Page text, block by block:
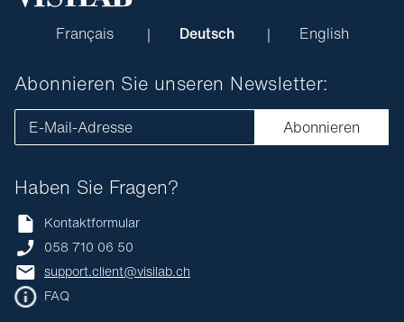
Français Deutsch English
Haben Sie Fragen?
Kontaktformular
058 710 06 50
support.client@visilab.ch
FAQ
Abonnieren Sie unseren Newsletter:
E-Mail-Adresse Abonnieren